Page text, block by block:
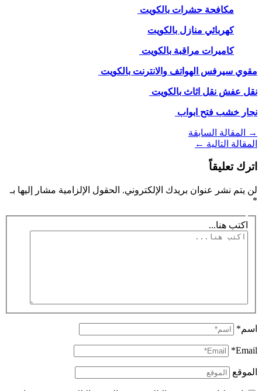
مكافحة حشرات بالكويت
كهربائي منازل بالكويت
كاميرات مراقبة بالكويت
مقوي سيرفس الهواتف والانترنت بالكويت
نقل عفش نقل اثاث بالكويت
نجار خشب فتح ابواب
→
المقالة السابقة
المقالة التالية ←
اترك تعليقاً
لن يتم نشر عنوان بريدك الإلكتروني. الحقول الإلزامية مشار إليها بـ
*
اكتب هنا...
اسم*
Email*
الموقع